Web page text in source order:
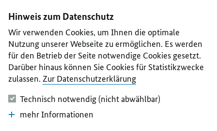
II
III
IV
V
Hinweis zum Datenschutz
Wir verwenden Cookies, um Ihnen die optimale
Nutzung unserer Webseite zu ermöglichen. Es werden
für den Betrieb der Seite notwendige Cookies gesetzt.
Darüber hinaus können Sie Cookies für Statistikzwecke
zulassen. Zur Datenschutzerklärung
Technisch notwendig (nicht abwählbar)
mehr Informationen